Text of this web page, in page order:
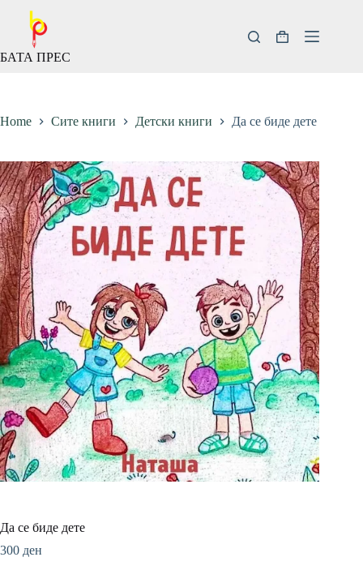
содржината
БАТА ПРЕС
Кошничка
Home Сите книги Детски книги Да се биде дете
Да се биде дете
300 ден